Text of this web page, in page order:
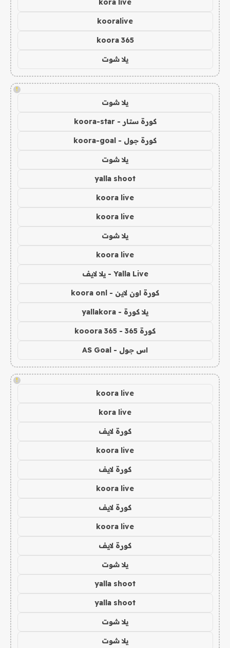
kora live
kooralive
koora 365
يلا شوت
!
يلا شوت
كورة ستار - koora-star
كورة جول - koora-goal
يلا شوت
yalla shoot
koora live
koora live
يلا شوت
koora live
Yalla Live - يلا لايف
كورة اون لاين - koora onl
يلا كورة - yallakora
كورة 365 - kooora 365
اس جول - AS Goal
!
koora live
kora live
كورة لايف
koora live
كورة لايف
koora live
كورة لايف
koora live
كورة لايف
يلا شوت
yalla shoot
yalla shoot
يلا شوت
يلا شوت